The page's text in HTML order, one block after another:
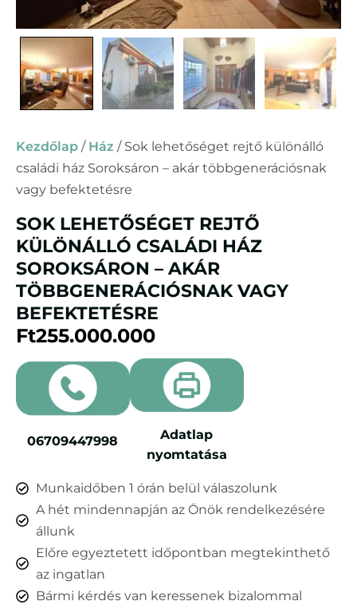
Kezdőlap / Ház / Sok lehetőséget rejtő különálló
családi ház Soroksáron – akár többgenerációsnak
vagy befektetésre
SOK LEHETŐSÉGET REJTŐ
KÜLÖNÁLLÓ CSALÁDI HÁZ
SOROKSÁRON – AKÁR
TÖBBGENERÁCIÓSNAK VAGY
BEFEKTETÉSRE
Ft255.000.000
06709447998
Adatlap
nyomtatása
Munkaidőben 1 órán belül válaszolunk
A hét mindennapján az Önök rendelkezésére
állunk
Előre egyeztetett időpontban megtekinthető
az ingatlan
Bármi kérdés van keressenek bizalommal